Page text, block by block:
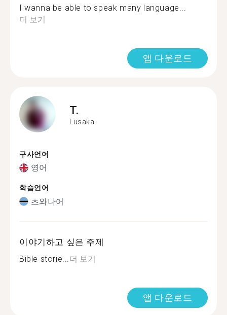
I wanna be able to speak many language...
더 보기
앱 다운로드
T.
Lusaka
구사언어
영어
학습언어
츠와나어
이야기하고 싶은 주제
Bible storie... 더 보기
앱 다운로드